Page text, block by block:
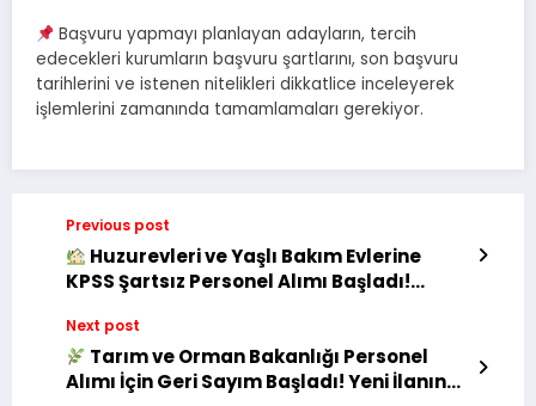
Başvuru yapmayı planlayan adayların, tercih
edecekleri kurumların başvuru şartlarını, son başvuru
tarihlerini ve istenen nitelikleri dikkatlice inceleyerek
işlemlerini zamanında tamamlamaları gerekiyor.
Previous post
Huzurevleri ve Yaşlı Bakım Evlerine
KPSS Şartsız Personel Alımı Başladı!
Next post
Tarım ve Orman Bakanlığı Personel
Alımı İçin Geri Sayım Başladı! Yeni İlanın